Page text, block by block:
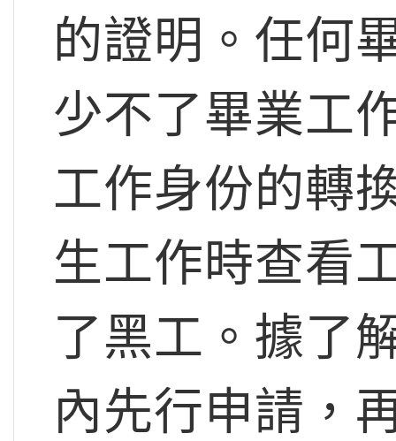
的證明。任何
少不了畢業工
工作身份的轉
生工作時查看
了黑工。據了
內先行申請，